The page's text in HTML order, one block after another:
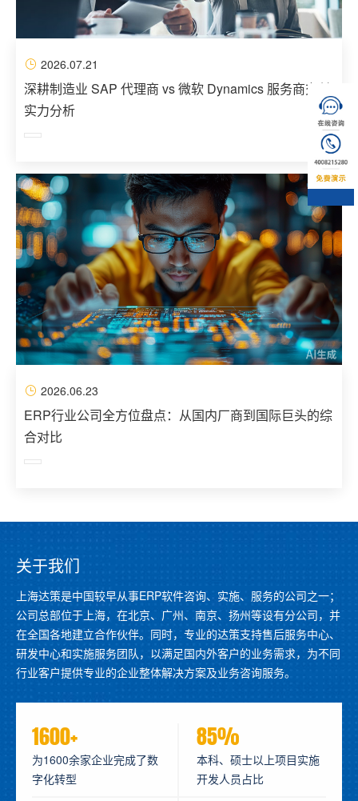
2026.07.21
深耕制造业 SAP 代理商 vs 微软 Dynamics 服务商交付
实力分析
2026.06.23
ERP行业公司全方位盘点：从国内厂商到国际巨头的综
合对比
关于我们
上海达策是中国较早从事ERP软件咨询、实施、服务的公司之一；
公司总部位于上海，在北京、广州、南京、扬州等设有分公司，并
在全国各地建立合作伙伴。同时，专业的达策支持售后服务中心、
研发中心和实施服务团队，以满足国内外客户的业务需求，为不同
行业客户提供专业的企业整体解决方案及业务咨询服务。
1600+
为1600余家企业完成了数
字化转型
85%
本科、硕士以上项目实施
开发人员占比